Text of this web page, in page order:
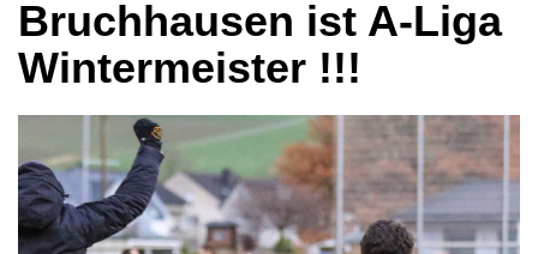
Bruchhausen ist A-Liga
Wintermeister !!!